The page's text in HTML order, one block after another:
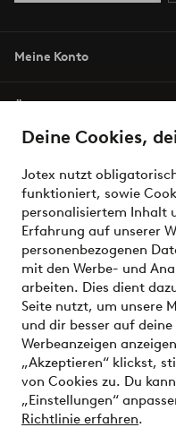
Deine Cookies,
Jotex nutzt
funktioniert, sowie
personalisiertem Inhalt
Erfahrung auf unserer
personenbezogenen
mit den Werbe- und
arbeiten. Dies dient
Seite nutzt, um unsere
und dir besser auf
Werbeanzeigen
„Akzeptieren“ klickst,
von Cookies zu. Du
„Einstellungen“
Richtlinie erfahren.
Meine Konto
Bedingungen
Sichere Zahlungen -
Möchtest